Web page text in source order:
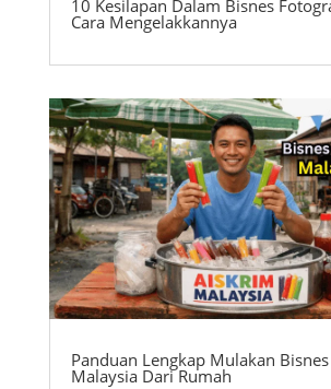
10 Kesilapan Dalam Bisnes
Cara Mengelakkannya
Panduan Lengkap Mulakan
Malaysia Dari Rumah